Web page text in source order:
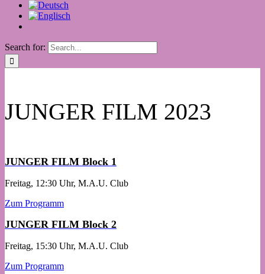
Search for:
JUNGER FILM 2023
JUNGER FILM Block 1
Freitag, 12:30 Uhr, M.A.U. Club
Zum Programm
JUNGER FILM Block 2
Freitag, 15:30 Uhr, M.A.U. Club
Zum Programm